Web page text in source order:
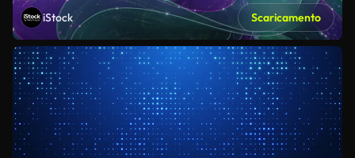
iStock Scaricamento